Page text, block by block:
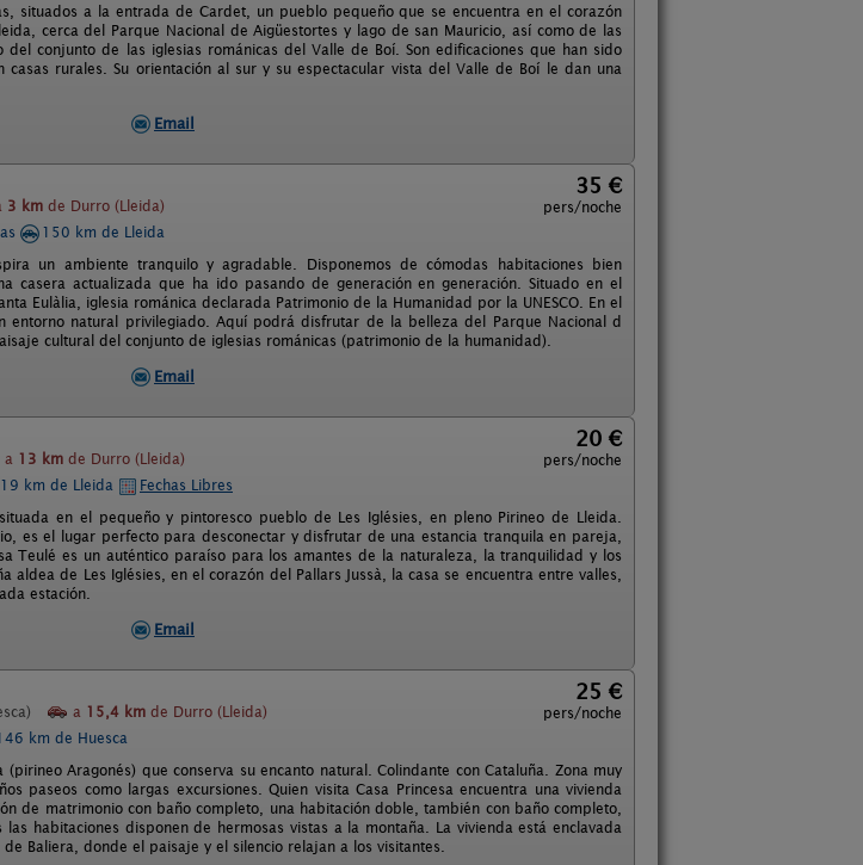
situados a la entrada de Cardet, un pueblo pequeño que se encuentra en el corazón
cerca del Parque Nacional de Aigüestortes y lago de san Mauricio, así como de las
conjunto de las iglesias románicas del Valle de Boí. Son edificaciones que han sido
rurales. Su orientación al sur y su espectacular vista del Valle de Boí le dan una
Email
3 km de Durro (Lleida)
35 €
pers/noche
150 km de Lleida
un ambiente tranquilo y agradable. Disponemos de cómodas habitaciones bien
casera actualizada que ha ido pasando de generación en generación. Situado en el
Eulàlia, iglesia románica declarada Patrimonio de la Humanidad por la UNESCO. En el
entorno natural privilegiado. Aquí podrá disfrutar de la belleza del Parque Nacional d
cultural del conjunto de iglesias románicas (patrimonio de la humanidad).
Email
a 13 km de Durro (Lleida)
20 €
pers/noche
km de Lleida
Fechas Libres
en el pequeño y pintoresco pueblo de Les Iglésies, en pleno Pirineo de Lleida.
es el lugar perfecto para desconectar y disfrutar de una estancia tranquila en pareja,
Teulé es un auténtico paraíso para los amantes de la naturaleza, la tranquilidad y los
aldea de Les Iglésies, en el corazón del Pallars Jussà, la casa se encuentra entre valles,
estación.
Email
a 15,4 km de Durro (Lleida)
25 €
pers/noche
km de Huesca
Aragonés) que conserva su encanto natural. Colindante con Cataluña. Zona muy
paseos como largas excursiones. Quien visita Casa Princesa encuentra una vivienda
de matrimonio con baño completo, una habitación doble, también con baño completo,
habitaciones disponen de hermosas vistas a la montaña. La vivienda está enclavada
Baliera, donde el paisaje y el silencio relajan a los visitantes.